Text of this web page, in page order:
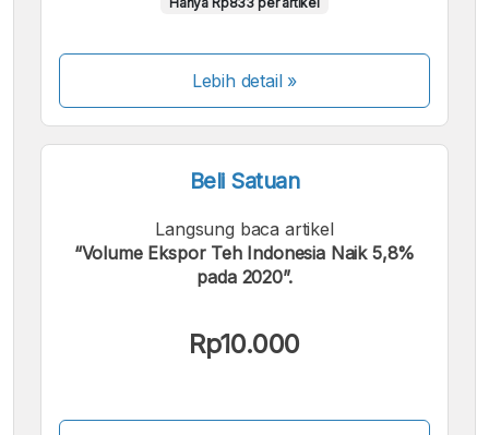
Lebih detail »
Beli Satuan
Langsung baca artikel
“Volume Ekspor Teh Indonesia Naik 5,8%
pada 2020”.
Rp10.000
Kami menerima pembayaran berikut: